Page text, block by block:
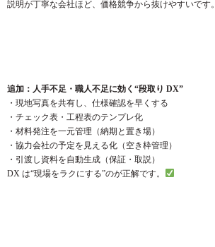
説明が丁寧な会社ほど、価格競争から抜けやすいです。
追加：人手不足・職人不足に効く“段取り DX”
・現地写真を共有し、仕様確認を早くする
・チェック表・工程表のテンプレ化
・材料発注を一元管理（納期と置き場）
・協力会社の予定を見える化（空き枠管理）
・引渡し資料を自動生成（保証・取説）
DX は“現場をラクにする”のが正解です。